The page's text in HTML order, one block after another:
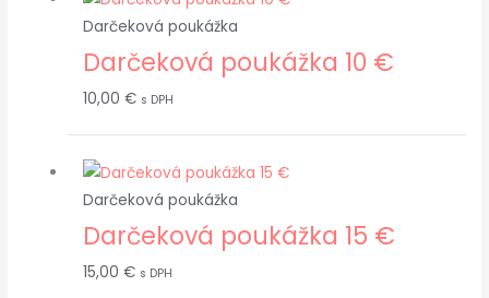
Darčeková poukážka
Darčeková poukážka 10 €
10,00 € s DPH
Darčeková poukážka
Darčeková poukážka 15 €
15,00 € s DPH